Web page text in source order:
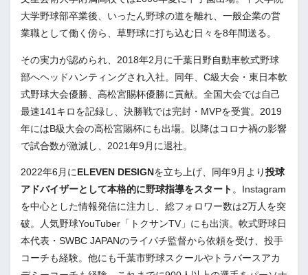
大学野球部卒業後、いったん野球の道を離れ、一般企業の営
業職として働く傍ら、草野球に打ち込む日々を8年間送る。
その実力が認められ、2018年2月に千葉日野自動車軟式野球
部へヘッドハンティングされ入社。同年、C級大会・東日本軟
式野球大会優勝、高松宮賜杯優勝に貢献。全国大会では自己
最速141キロを記録し、決勝戦では完封・MVPを受賞。2019
年にはB級大会の高松宮賜杯にも出場。以降はコロナ禍の影響
で試合数が激減し、2021年9月に退社。
2022年6月にELEVEN DESIGNを立ち上げ、同年9月より投球
アドバイザーとして本格的に野球指導をスタート。Instagram
を中心とした情報発信に注力し、総フォロワー数は2万人を突
破。人気野球YouTuber「トクサンTV」にも出演。軟式野球日
本代表・SWBC JAPANのライパチ監督から依頼を受け、投手
コーチも経験。他にも千葉市野球スクールやトラバースアカ